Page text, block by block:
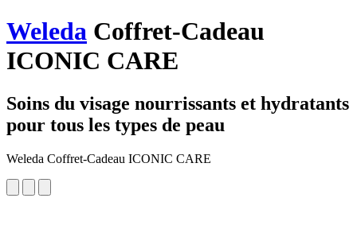
Weleda Coffret-Cadeau
ICONIC CARE
Soins du visage nourrissants et hydratants
pour tous les types de peau
Weleda Coffret-Cadeau ICONIC CARE